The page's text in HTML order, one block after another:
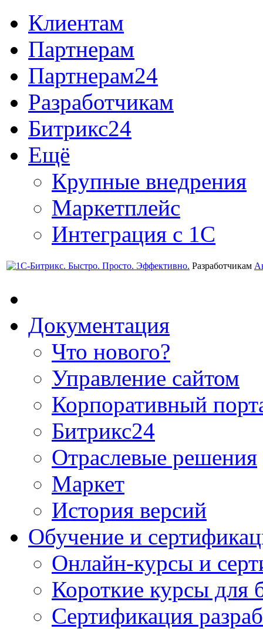
Клиентам
Партнерам
Партнерам24
Разработчикам
Битрикс24
Ещё
Крупные внедрения
Маркетплейс
Интеграция с 1С
Разработчикам
Документация
Что нового?
Управление сайтом
Корпоративный
Битрикс24
Отраслевые решения
Маркет
История версий
Обучение и
Онлайн-курсы и
Короткие курсы для
Сертификация